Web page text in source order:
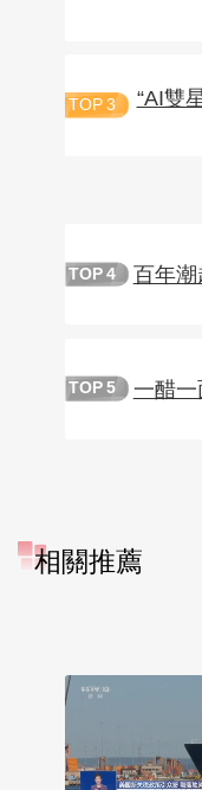
TOP 3 “AI雙
TOP 4 百年
TOP 5 一醋一
相關推薦